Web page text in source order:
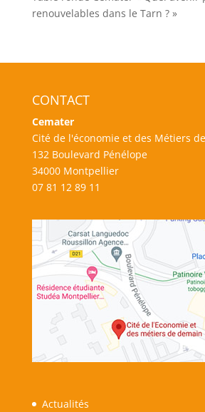
renouvelables dans le Tarn ? »
CONTACT
Cemater
Cité de l'économie et des Métiers
132 Boulevard Pénélope
34000 Montpellier
07 81 12 89 11
Actualités